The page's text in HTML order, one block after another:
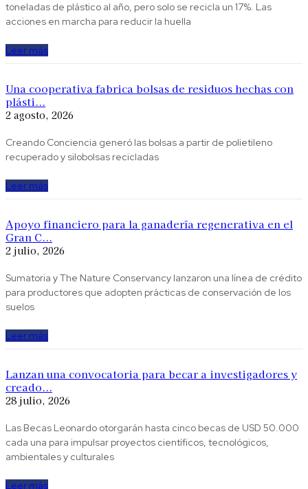
toneladas de plástico al año, pero solo se recicla un 17%. Las
acciones en marcha para reducir la huella
Leer más
Una cooperativa fabrica bolsas de residuos hechas con
plásti...
2 agosto, 2026
Creando Conciencia generó las bolsas a partir de polietileno
recuperado y silobolsas recicladas
Leer más
Apoyo financiero para la ganadería regenerativa en el
Gran C...
2 julio, 2026
Sumatoria y The Nature Conservancy lanzaron una línea de crédito
para productores que adopten prácticas de conservación de los
suelos
Leer más
Lanzan una convocatoria para becar a investigadores y
creado...
28 julio, 2026
Las Becas Leonardo otorgarán hasta cinco becas de USD 50.000
cada una para impulsar proyectos científicos, tecnológicos,
ambientales y culturales
Leer más